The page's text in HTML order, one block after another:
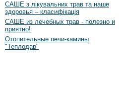
САШЕ з лікувальних трав та наше
здоровья – класифікація
САШЕ из лечебных трав - полезно и
приятно!
Отопительные печи-камины
"Теплодар"